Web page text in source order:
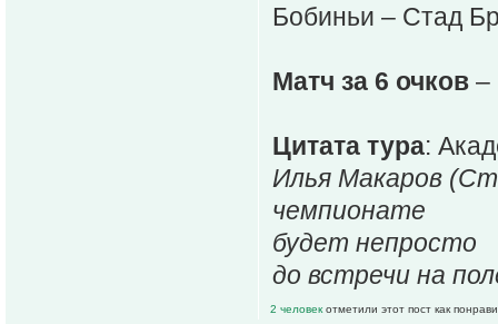
Бобиньи – Стад
Матч за 6 очков –
Цитата тура:
Илья Макаров
чемпионате
будет непросто
до встречи на
2 человек отметили этот пост как